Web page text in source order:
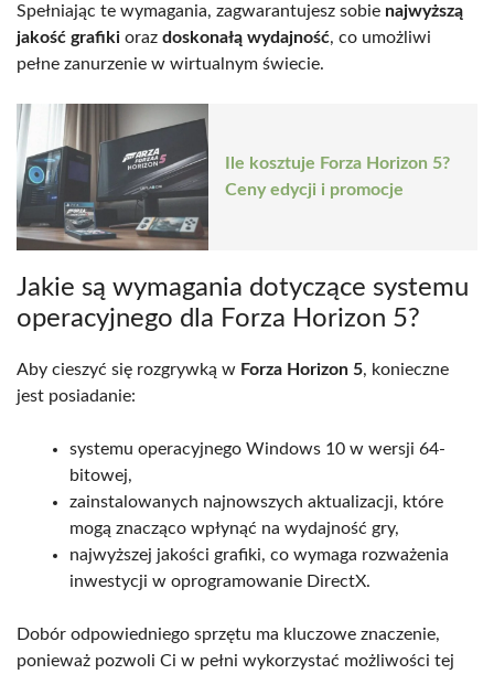
Spełniając te wymagania, zagwarantujesz sobie najwyższą
jakość grafiki oraz doskonałą wydajność, co umożliwi
pełne zanurzenie w wirtualnym świecie.
Ile kosztuje Forza Horizon 5?
Ceny edycji i promocje
Jakie są wymagania dotyczące systemu
operacyjnego dla Forza Horizon 5?
Aby cieszyć się rozgrywką w Forza Horizon 5, konieczne
jest posiadanie:
systemu operacyjnego Windows 10 w wersji 64-
bitowej,
zainstalowanych najnowszych aktualizacji, które
mogą znacząco wpłynąć na wydajność gry,
najwyższej jakości grafiki, co wymaga rozważenia
inwestycji w oprogramowanie DirectX.
Dobór odpowiedniego sprzętu ma kluczowe znaczenie,
ponieważ pozwoli Ci w pełni wykorzystać możliwości tej